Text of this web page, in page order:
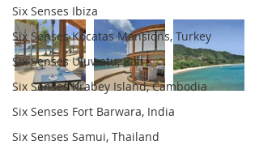
Six Senses Ibiza
Six Senses Kocatas Mansions, Turkey
Six Senses Uluwatu, Bali
Six Senses Krabey Island, Cambodia
Six Senses Fort Barwara, India
Six Senses Samui, Thailand